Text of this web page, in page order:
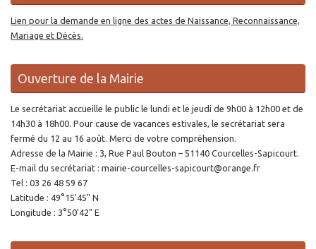
Lien pour la demande en ligne des actes de Naissance, Reconnaissance,
Mariage et Décès.
Ouverture de la Mairie
Le secrétariat accueille le public le lundi et le jeudi de 9h00 à 12h00 et de
14h30 à 18h00. Pour cause de vacances estivales, le secrétariat sera
fermé du 12 au 16 août. Merci de votre compréhension.
Adresse de la Mairie : 3, Rue Paul Bouton – 51140 Courcelles-Sapicourt.
E-mail du secrétariat : mairie-courcelles-sapicourt@orange.fr
Tel : 03 26 48 59 67
Latitude : 49°15'45" N
Longitude : 3°50'42" E